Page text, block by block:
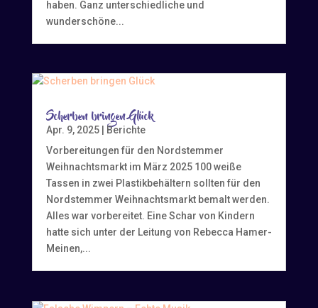
haben. Ganz unterschiedliche und
wunderschöne...
Scherben bringen Glück
Apr. 9, 2025|
Berichte
Vorbereitungen für den Nordstemmer
Weihnachtsmarkt im März 2025 100 weiße
Tassen in zwei Plastikbehältern sollten für den
Nordstemmer Weihnachtsmarkt bemalt werden.
Alles war vorbereitet. Eine Schar von Kindern
hatte sich unter der Leitung von Rebecca Hamer-
Meinen,...